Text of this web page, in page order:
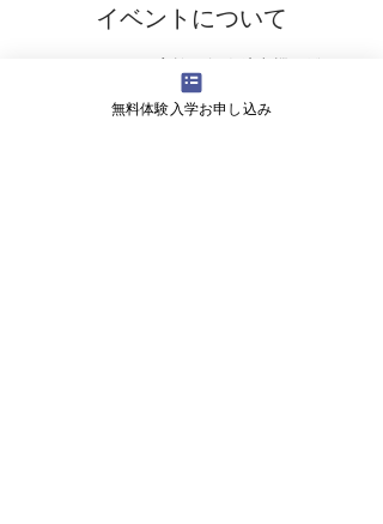
イベントについて
・飛行情報共有システムの利用
・免許制度の今後の方針
無料体験入学お申し込み